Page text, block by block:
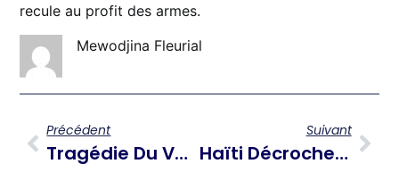
recule au profit des armes.
Mewodjina Fleurial
Précédent
Tragédie Du Vol AI171 : 265 Vies Arrachées Au Ciel En Une Poignée De Secondes
Suivant
Haïti Décroche 283 Millions $ : Un Méga Soutien Acté Au Sommet De Brasilia